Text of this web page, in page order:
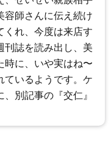
容師さんに伝え続け
くれ、今度は来店す
刊誌を読み出し、美
時に、いや実はね〜
ているようです。ケ
別記事の『交仁』